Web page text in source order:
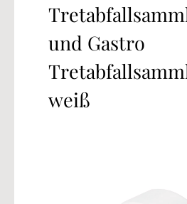
und Gastro
weiß